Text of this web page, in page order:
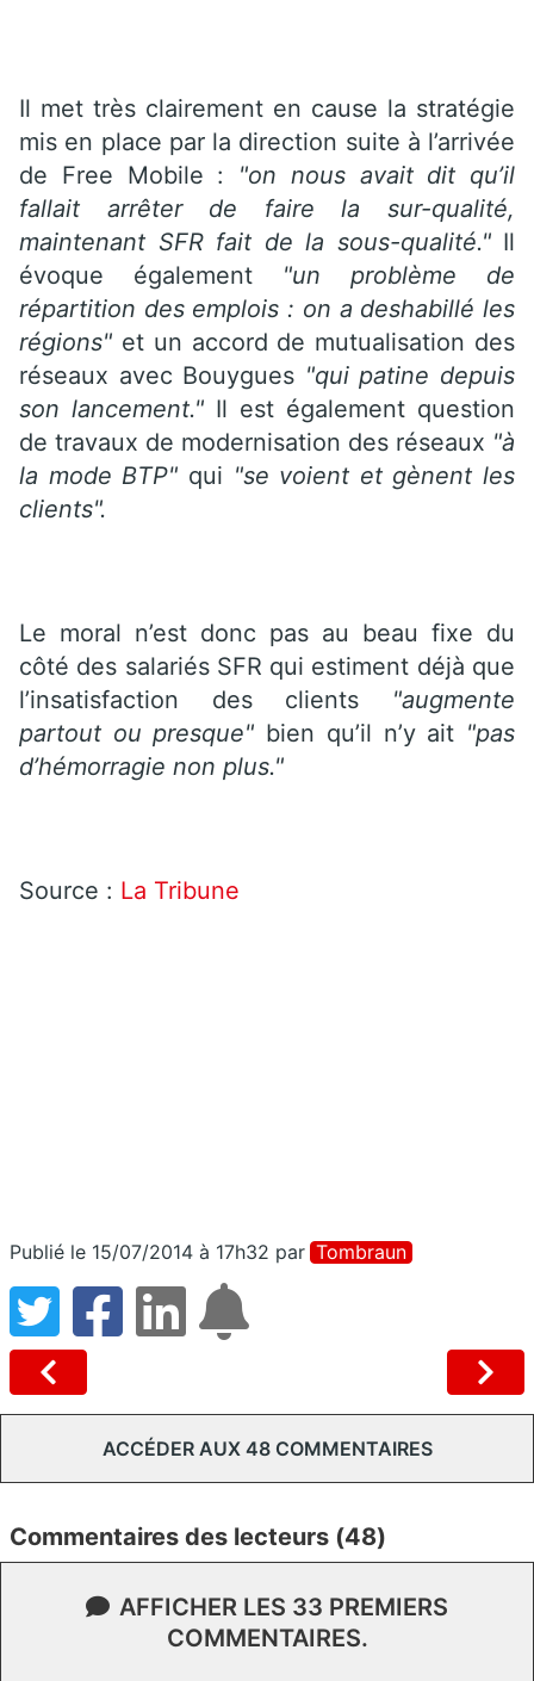
Il met très clairement en cause la stratégie
mis en place par la direction suite à l’arrivée
de Free Mobile : "on nous avait dit qu’il
fallait arrêter de faire la sur-qualité,
maintenant SFR fait de la sous-qualité." Il
évoque également "un problème de
répartition des emplois : on a deshabillé les
régions" et un accord de mutualisation des
réseaux avec Bouygues "qui patine depuis
son lancement." Il est également question
de travaux de modernisation des réseaux "à
la mode BTP" qui "se voient et gènent les
clients".
Le moral n’est donc pas au beau fixe du
côté des salariés SFR qui estiment déjà que
l’insatisfaction des clients "augmente
partout ou presque" bien qu’il n’y ait "pas
d’hémorragie non plus."
Source : La Tribune
Publié le 15/07/2014 à 17h32 par Tombraun
ACCÉDER AUX 48 COMMENTAIRES
Commentaires des lecteurs (48)
AFFICHER LES 33 PREMIERS
COMMENTAIRES.